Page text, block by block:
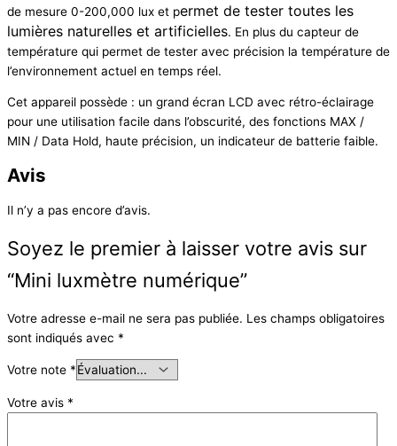
de mesure 0-200,000 lux et permet de tester toutes les
lumières naturelles et artificielles. En plus du capteur de
température qui permet de tester avec précision la température de
l’environnement actuel en temps réel.
Cet appareil possède : un grand écran LCD avec rétro-éclairage
pour une utilisation facile dans l’obscurité, des fonctions MAX /
MIN / Data Hold, haute précision, un indicateur de batterie faible.
Avis
Il n’y a pas encore d’avis.
Soyez le premier à laisser votre avis sur
“Mini luxmètre numérique”
Votre adresse e-mail ne sera pas publiée. Les champs obligatoires
sont indiqués avec *
Votre note *
Votre avis *